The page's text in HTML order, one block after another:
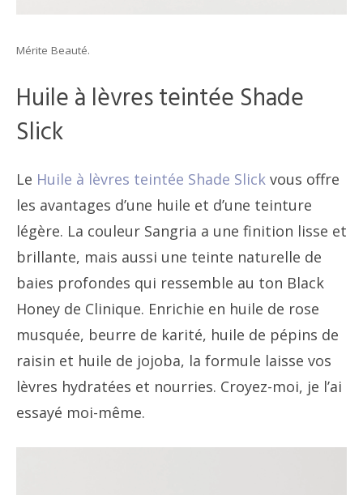
Mérite Beauté.
Huile à lèvres teintée Shade
Slick
Le Huile à lèvres teintée Shade Slick vous offre
les avantages d’une huile et d’une teinture
légère. La couleur Sangria a une finition lisse et
brillante, mais aussi une teinte naturelle de
baies profondes qui ressemble au ton Black
Honey de Clinique. Enrichie en huile de rose
musquée, beurre de karité, huile de pépins de
raisin et huile de jojoba, la formule laisse vos
lèvres hydratées et nourries. Croyez-moi, je l’ai
essayé moi-même.